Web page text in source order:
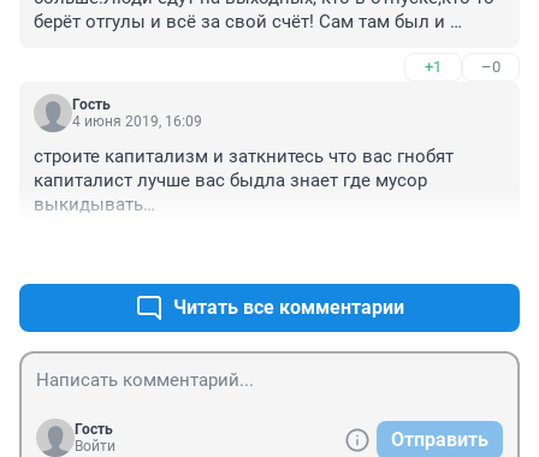
берёт отгулы и всё за свой счёт! Сам там был и
словами не передать.А ЧОПикам действительно
оплачивают, и не плохо. И набраны они со всей
России с подмоченной репутацией. Кто сомневается,
+1 –0
Гость
4 июня 2019, 16:09
строите капитализм и заткнитесь что вас гнобят
капиталист лучше вас быдла знает где мусор
выкидывать
Читать все комментарии
Гость
Войти
Отправить